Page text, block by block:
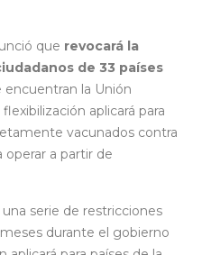
que revocará la
de 33 países
encuentran la Unión
aplicará para
vacunados contra
operar a partir de
serie de restricciones
durante el gobierno